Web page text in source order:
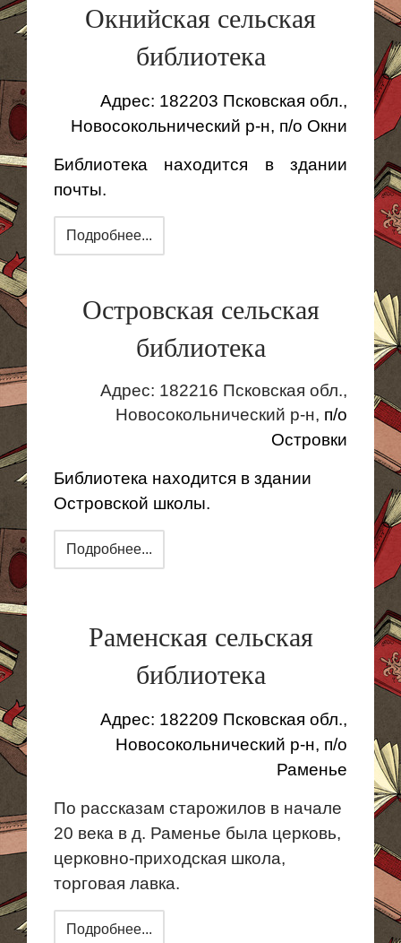
Окнийская сельская
библиотека
Адрес: 182203 Псковская обл.,
Новосокольнический р-н, п/о Окни
Библиотека находится в здании
почты.
Подробнее...
Островская сельская
библиотека
Адрес: 182216 Псковская обл.,
Новосокольнический р-н, п/о
Островки
Библиотека находится в здании
Островской школы.
Подробнее...
Раменская сельская
библиотека
Адрес: 182209 Псковская обл.,
Новосокольнический р-н, п/о
Раменье
По рассказам старожилов в начале
20 века в д. Раменье была церковь,
церковно-приходская школа,
торговая лавка.
Подробнее...